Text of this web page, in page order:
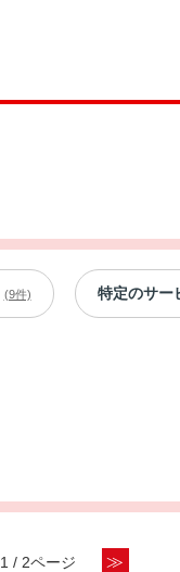
(9件) 特定のサー
1 / 2ページ ≫